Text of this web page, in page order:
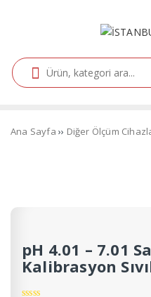
Ana Sayfa ›› Diğer Ölçüm
pH 4.01 – 7.01
Kalibrasyon